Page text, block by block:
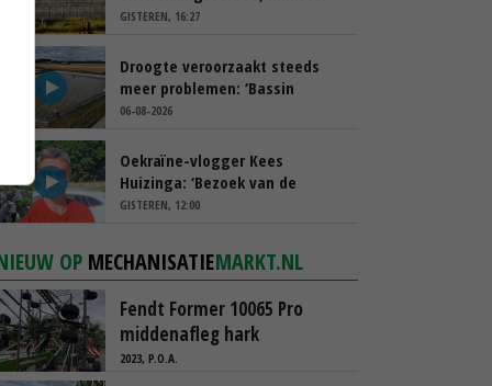
spreekt van ‘ondernemersrisico’
GISTEREN, 16:27
Droogte veroorzaakt steeds
meer problemen: ‘Bassin
afgelopen week al leeg’
06-08-2026
Oekraïne-vlogger Kees
Huizinga: ‘Bezoek van de
ambassade mag zelf groente
GISTEREN, 12:00
OP MECHANISATIEMARKT.NL
Fendt Former 10065 Pro
middenafleg hark
2023, P.O.A.